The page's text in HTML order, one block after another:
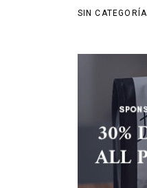
SIN CATEGORÍA